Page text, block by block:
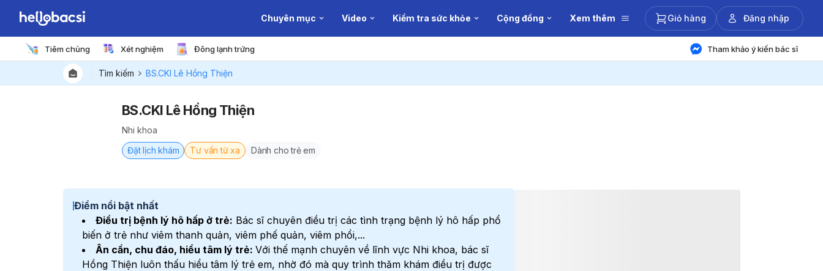
Chuyên mục Video Kiểm tra sức khỏe Cộng đồng Xem thêm Giỏ hàng Đăng nhập
Tiêm chủng Xét nghiệm Đông lạnh trứng Tham khảo ý kiến bác sĩ
Tìm kiếm BS.CKI Lê Hồng Thiện
BS.CKI Lê Hồng Thiện
Nhi khoa
Đặt lịch khám
Tư vấn từ xa Dành cho trẻ em
Điểm nổi bật nhất
Điều trị bệnh lý hô hấp ở trẻ: Bác sĩ chuyên điều trị các tình trạng bệnh lý hô hấp phổ
biến ở trẻ như viêm thanh quản, viêm phế quản, viêm phổi,...
Ân cần, chu đáo, hiểu tâm lý trẻ: Với thế mạnh chuyên về lĩnh vực Nhi khoa, bác sĩ
Hồng Thiện luôn thấu hiểu tâm lý trẻ em, nhờ đó mà quy trình thăm khám điều trị được